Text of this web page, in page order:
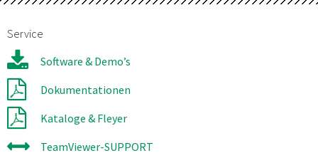
Service
Software & Demo’s
Dokumentationen
Kataloge & Fleyer
TeamViewer-SUPPORT